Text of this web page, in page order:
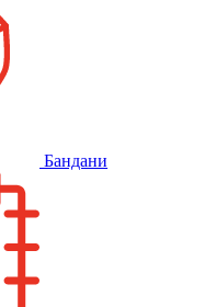
Бандани